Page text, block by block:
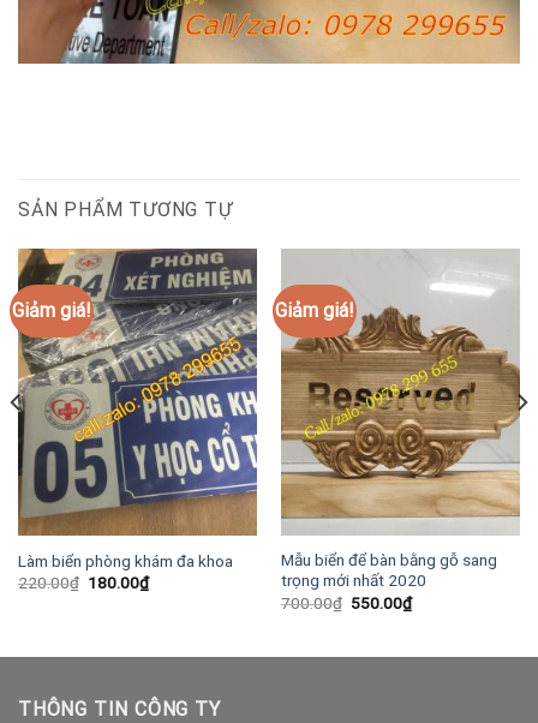
SẢN PHẨM TƯƠNG TỰ
Giảm giá!
Làm biển phòng khám đa khoa
220.00₫ Giá
180.00₫Giá
hiện
Giảm giá!
Mẫu biển để bàn bằng gỗ sang
trọng mới nhất 2020
700.00₫ Giá
550.00₫Giá
hiện
THÔNG TIN CÔNG TY